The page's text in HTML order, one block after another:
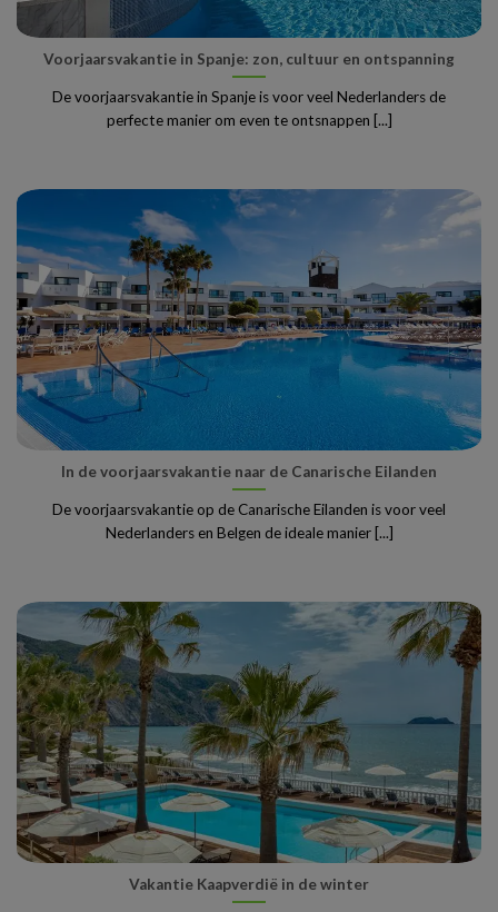
Voorjaarsvakantie in Spanje: zon, cultuur en ontspanning
De voorjaarsvakantie in Spanje is voor veel Nederlanders de
perfecte manier om even te ontsnappen [...]
In de voorjaarsvakantie naar de Canarische Eilanden
De voorjaarsvakantie op de Canarische Eilanden is voor veel
Nederlanders en Belgen de ideale manier [...]
Vakantie Kaapverdië in de winter